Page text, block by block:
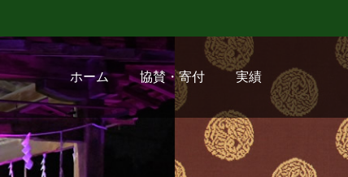
ホーム 協賛・寄付 実績